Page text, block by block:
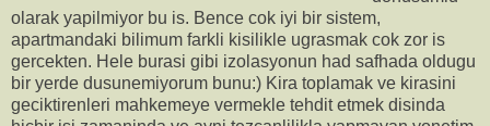
olarak yapilmiyor bu is. Bence cok iyi bir sistem,
apartmandaki bilimum farkli kisilikle ugrasmak cok zor is
gercekten. Hele burasi gibi izolasyonun had safhada oldugu
bir yerde dusunemiyorum bunu:) Kira toplamak ve kirasini
geciktirenleri mahkemeye vermekle tehdit etmek disinda